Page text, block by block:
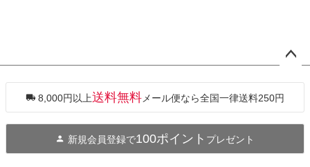
ジト
へ
8,000円以上送料無料 メール便なら全国一律送料250円
新規会員登録で100ポイント プレゼント